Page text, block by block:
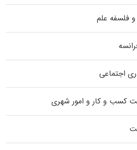
فلسفه علم
اجتماعی
کسب و کار و امور شهری